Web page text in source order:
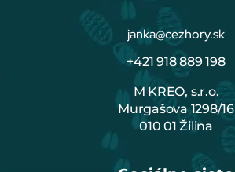
janka@cezhory.sk
+421 918 889 198
M KREO, s.r.o.
Murgašova 1298/16
010 01 Žilina